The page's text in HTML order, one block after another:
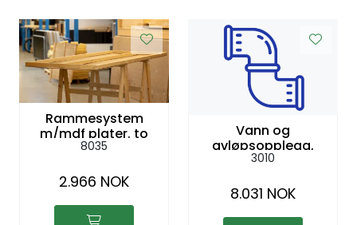
Rammesystem
m/mdf plater. to
sider, hvitmalt,
8035
2.966 NOK
Vann og
avløpsopplegg,
frem til stand
3010
8.031 NOK